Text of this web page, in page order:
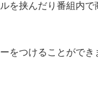
を挟んだり番組内
をつけることがで